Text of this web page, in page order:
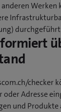
checker
oder Adresse
und